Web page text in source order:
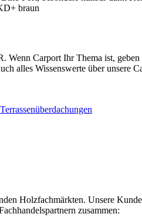
Carport Ihr Thema ist,
alles Wissenswerte über
Terrassenüberdachungen
Holzfachmärkten. Unsere
zusammen: